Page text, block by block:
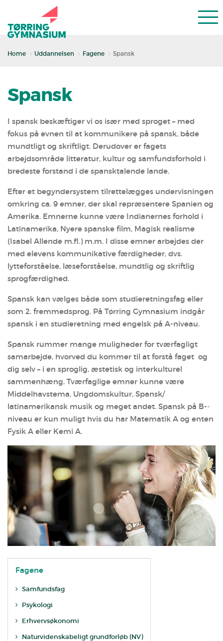
Home Uddannelsen Fagene Spansk
Spansk
I spansk beskæftiger vi os især med sproget – med
fokus på evnen til at kommunikere på spansk, både
mundtligt og skriftligt. Derudover er fagets
arbejdsområde litteratur, kultur og samfundsforhold i
bredeste forstand i de spansktalende lande.
Efter et begyndersystem tilrettelægges undervisningen
omkring ca. 9 emner, der skal repræsentere Spanien og
Amerika. Emnerne kunne være Indianernes forhold i
Latinamerika, Nyere spanske film, Magisk realisme
(Isabel Allende m.fl.) m.m. I disse emner arbejdes der
med elevens kommunikative færdigheder, dvs.
lytteforståelse, læseforståelse, mundtlig og skriftlig
sprogfærdighed.
Spansk kan vælges både som studieretningsfag eller
som 2. fremmedsprog. På Tørring Gymnasium indgår
spansk i en studieretning med engelsk på A­-niveau.
Spansk rummer mange muligheder for tværfagligt
samarbejde, hvorved du kommer til at forstå faget ­ og
dig selv – i en sproglig, æstetisk og interkulturel
sammenhæng. Tværfaglige emner kunne være
Middelhavstema, Ungdomskultur, Spansk/
latinamerikansk musik og meget andet. Spansk på B-­
niveau er kun muligt hvis du har Matematik A og enten
Fysik A eller Kemi A.
Fagene
Samfundsfag
Psykologi
Erhvervsøkonomi
Naturvidenskabeligt grundforløb (NV)